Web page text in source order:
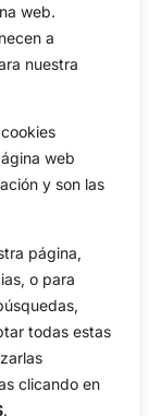
web.
a
nuestra
web
y son las
página,
o para
todas estas
clicando en
.